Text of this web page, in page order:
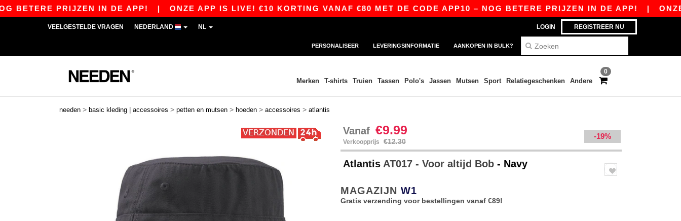
PRIJZEN IN DE APP!| ONZE APP IS LIVE! €10 KORTING VANAF €80 MET DE CODE APP10 – NOG BETERE PRIJZEN IN DE APP!| ONZE
LOGIN REGISTREER NU
VEELGESTELDE VRAGEN NEDERLAND NL
PERSONALISEER LEVERINGSINFORMATIE AANKOPEN IN BULK?
0
Merken T-shirts Truien Tassen Polo's Jassen Mutsen Sport Relatiegeschenken Andere
needen > basic kleding | accessoires > petten en mutsen > hoeden > accessoires > atlantis
Vanaf €9.99
Verkoopprijs €12.30
-19%
Atlantis AT017 - Voor altijd Bob - Navy
MAGAZIJN W1
Gratis verzending voor bestellingen vanaf €89!